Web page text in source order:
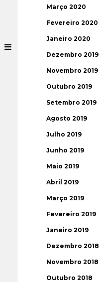
Março 2020
Fevereiro 2020
Janeiro 2020
Dezembro 2019
Novembro 2019
Outubro 2019
Setembro 2019
Agosto 2019
Julho 2019
Junho 2019
Maio 2019
Abril 2019
Março 2019
Fevereiro 2019
Janeiro 2019
Dezembro 2018
Novembro 2018
Outubro 2018